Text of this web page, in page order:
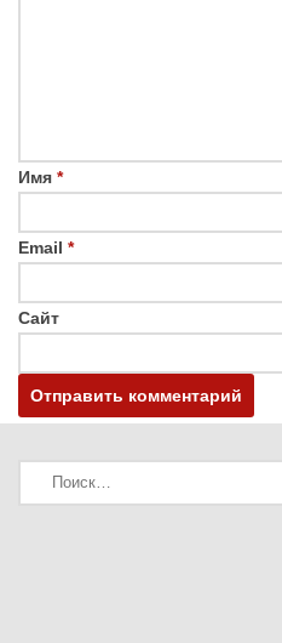
Имя *
Email *
Сайт
Найти: